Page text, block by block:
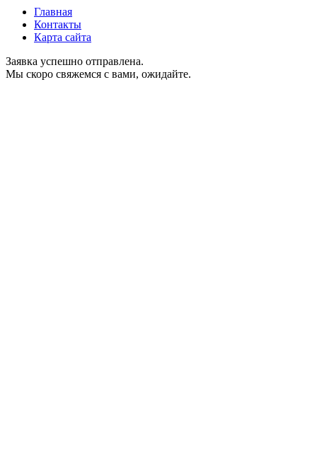
Главная
Контакты
Карта сайта
Заявка успешно отправлена.
Мы скоро свяжемся с вами, ожидайте.